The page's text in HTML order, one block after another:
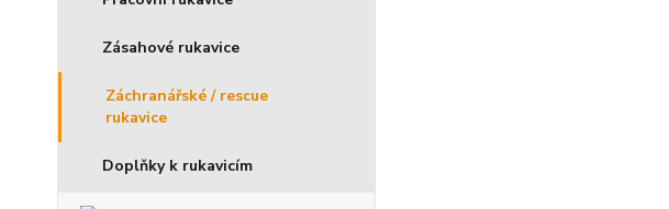
Zásahové rukavice
Záchranářské / rescue
rukavice
Doplňky k rukavicím